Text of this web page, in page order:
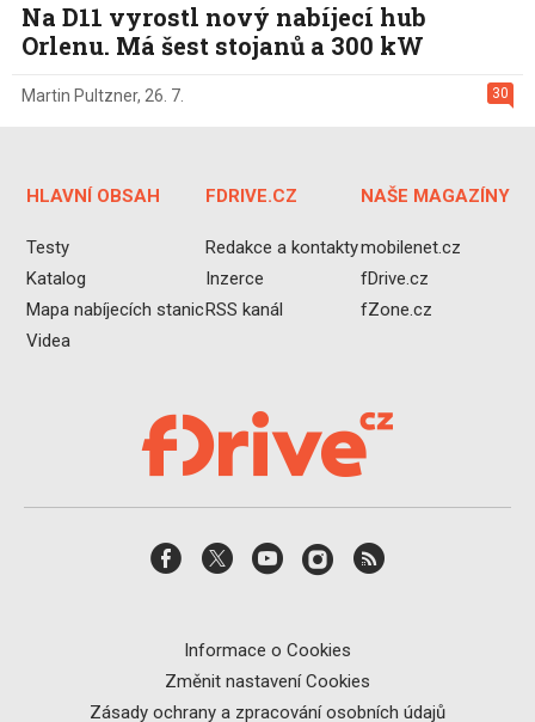
Na D11 vyrostl nový nabíjecí hub
Orlenu. Má šest stojanů a 300 kW
30
Martin Pultzner, 26. 7.
HLAVNÍ OBSAH
Testy
Katalog
Mapa nabíjecích stanic
Videa
FDRIVE.CZ
Redakce a kontakty
Inzerce
RSS kanál
NAŠE MAGAZÍNY
mobilenet.cz
fDrive.cz
fZone.cz
Informace o Cookies
Změnit nastavení Cookies
Zásady ochrany a zpracování osobních údajů